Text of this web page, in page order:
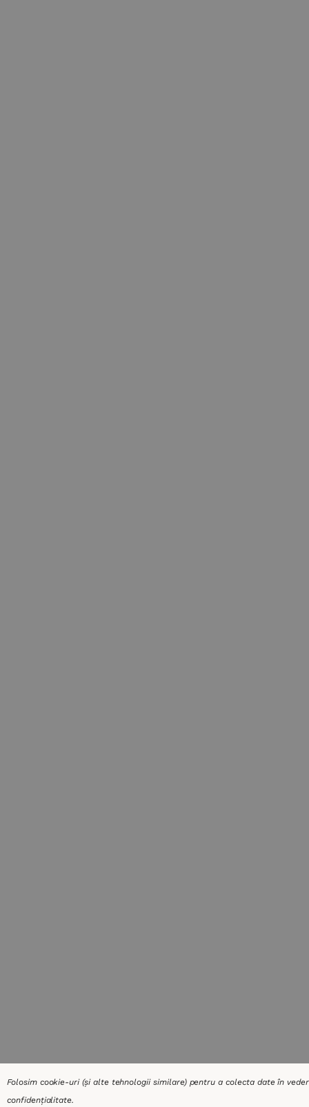
Folosim cookie-uri (și alte tehnologii similare) pentru a colecta date în
confidențialitate.